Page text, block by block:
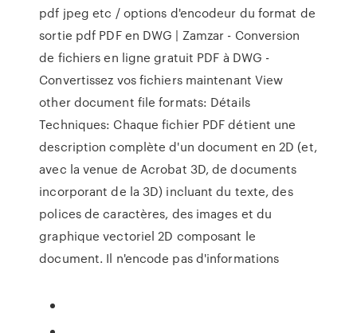
pdf jpeg etc / options d'encodeur du format de
sortie pdf PDF en DWG | Zamzar - Conversion
de fichiers en ligne gratuit PDF à DWG -
Convertissez vos fichiers maintenant View
other document file formats: Détails
Techniques: Chaque fichier PDF détient une
description complète d'un document en 2D (et,
avec la venue de Acrobat 3D, de documents
incorporant de la 3D) incluant du texte, des
polices de caractères, des images et du
graphique vectoriel 2D composant le
document. Il n'encode pas d'informations